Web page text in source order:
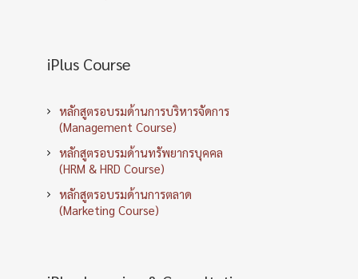
iPlus Course
หลักสูตรอบรมด้านการบริหารจัดการ
(Management Course)
หลักสูตรอบรมด้านทรัพยากรบุคคล
(HRM & HRD Course)
หลักสูตรอบรมด้านการตลาด
(Marketing Course)